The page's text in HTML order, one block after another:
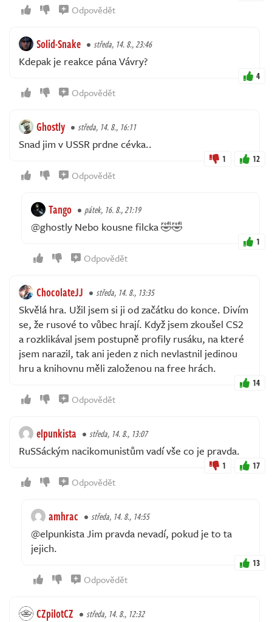
Odpovědět
Solid-Snake středa, 14. 8., 23:46
Kdepak je reakce pána Vávry?
4
Odpovědět
Ghostly středa, 14. 8., 16:11
Snad jim v USSR prdne cévka..
1 12
Odpovědět
Tango pátek, 16. 8., 21:19
@ghostly Nebo kousne filcka 🤣🤣
1
Odpovědět
ChocolateJJ středa, 14. 8., 13:35
Skvělá hra. Užil jsem si ji od začátku do konce. Divím
se, že rusové to vůbec hrají. Když jsem zkoušel CS2
a rozklikával jsem postupně profily rusáku, na které
jsem narazil, tak ani jeden z nich nevlastnil jedinou
hru a knihovnu měli založenou na free hrách.
14
Odpovědět
elpunkista středa, 14. 8., 13:07
RuSSáckým nacikomunistům vadí vše co je pravda.
1 17
Odpovědět
amhrac středa, 14. 8., 14:55
@elpunkista Jim pravda nevadí, pokud je to ta
jejich.
13
Odpovědět
CZpilotCZ středa, 14. 8., 12:32